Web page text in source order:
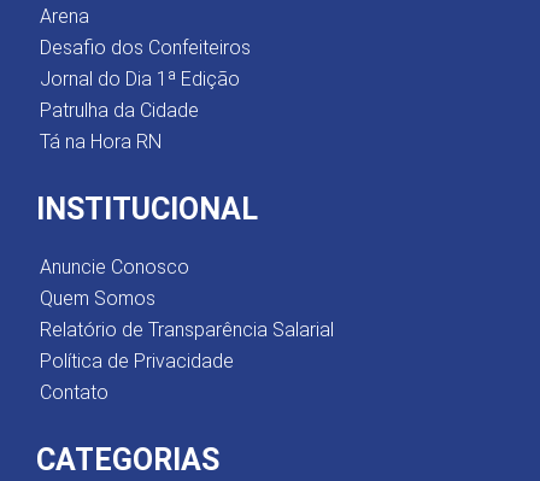
Arena
Desafio dos Confeiteiros
Jornal do Dia 1ª Edição
Patrulha da Cidade
Tá na Hora RN
INSTITUCIONAL
Anuncie Conosco
Quem Somos
Relatório de Transparência Salarial
Política de Privacidade
Contato
CATEGORIAS